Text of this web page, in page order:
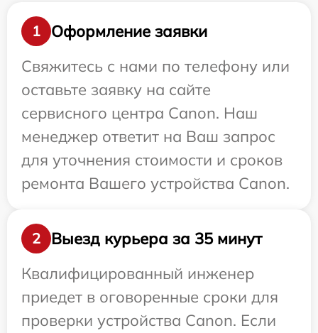
1
Оформление заявки
Свяжитесь с нами по телефону или
оставьте заявку на сайте
сервисного центра Canon. Наш
менеджер ответит на Ваш запрос
для уточнения стоимости и сроков
ремонта Вашего устройства Canon.
2
Выезд курьера за 35 минут
Квалифицированный инженер
приедет в оговоренные сроки для
проверки устройства Canon. Если